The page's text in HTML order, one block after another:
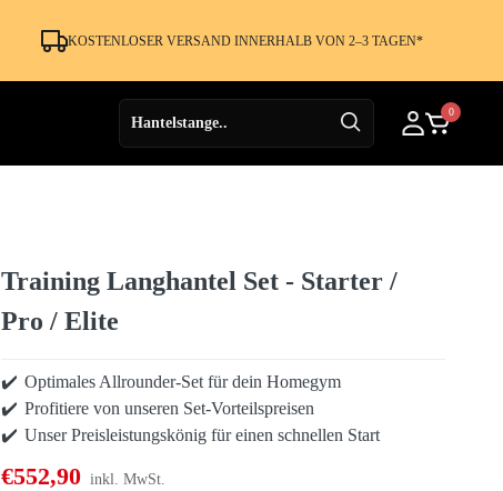
KOSTENLOSER VERSAND INNERHALB VON 2–3 TAGEN*
0
Training Langhantel Set - Starter /
Pro / Elite
Optimales Allrounder-Set für dein Homegym
Profitiere von unseren Set-Vorteilspreisen
Unser Preisleistungskönig für einen schnellen Start
€552,90 inkl. MwSt.